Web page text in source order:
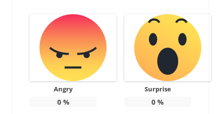
Angry
0%
Surprise
0 %